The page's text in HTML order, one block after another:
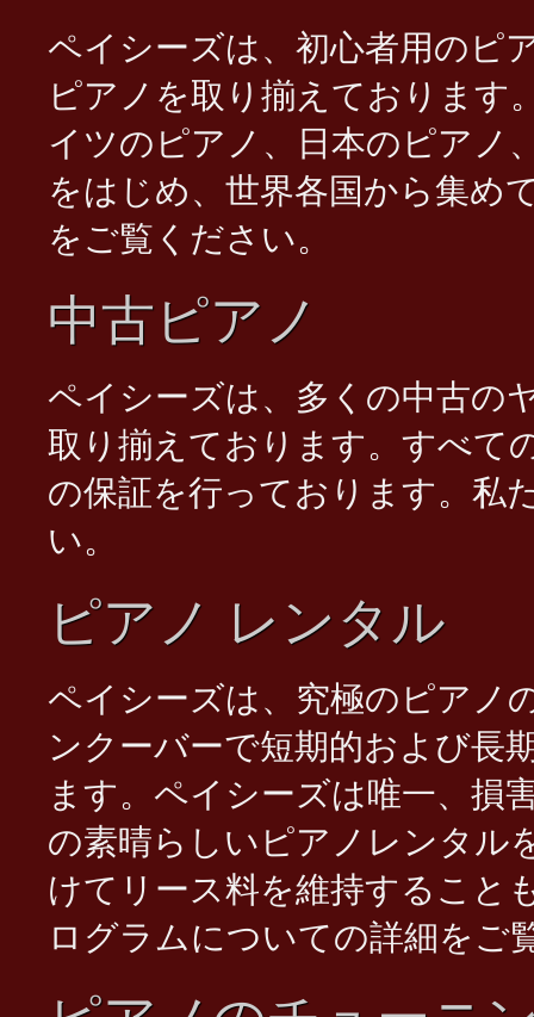
ペイシーズは、初心者用のピ
ピアノを取り揃えております
イツのピアノ、日本のピアノ
をはじめ、世界各国から集め
をご覧ください。
中古ピアノ
ペイシーズは、多くの中古の
取り揃えております。すべて
の保証を行っております。私
い。
ピアノ レンタル
ペイシーズは、究極のピアノ
ンクーバーで短期的および長
ます。ペイシーズは唯一、損
の素晴らしいピアノレンタル
けてリース料を維持すること
ログラムについての詳細をご